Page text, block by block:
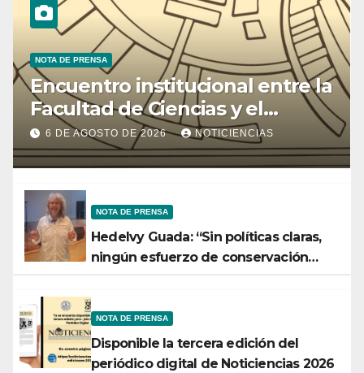
NOTA DE PRENSA
Encuentro institucional entre la
Facultad de Ciencias y el
Ministerio de Ciencia y
Tecnología
6 DE AGOSTO DE 2026 NOTICIENCIAS
NOTA DE PRENSA
Hedelvy Guada: “Sin políticas claras,
ningún esfuerzo de conservación
NOTA DE PRENSA
Disponible la tercera edición del
periódico digital de Noticiencias 2026